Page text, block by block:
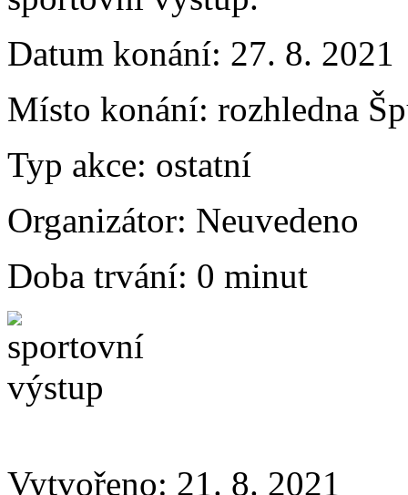
Datum konání: 27. 8. 2021
Místo konání: rozhledna
Typ akce: ostatní
Organizátor: Neuvedeno
Doba trvání: 0 minut
Vytvořeno: 21. 8. 2021